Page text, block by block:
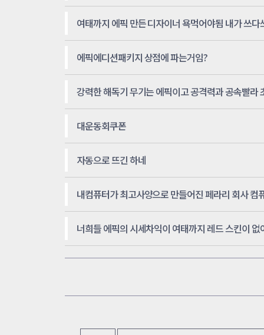
에픽에디션패키지 상점에 파는거임?
대운동회쿠폰
자동으로 뜨긴 하네